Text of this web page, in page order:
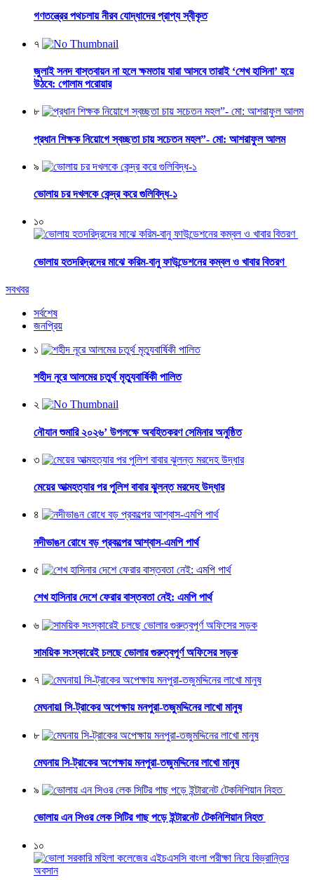
গণতন্ত্রের পথচলায় নীরব যোদ্ধাদের প্রাপ্য স্বীকৃত
৭
জুলাই সনদ বাস্তবায়ন না হলে ক্ষমতায় যারা আসবে তারাই ‘শেখ হাসিনা’ হয়ে
উঠবে: গোলাম পরোয়ার
৮
প্রধান শিক্ষক নিয়োগে স্বচ্ছতা চায় সচেতন মহল”- মো: আশরাফুল আলম
৯
ভোলায় চর দখলকে কেন্দ্র করে গুলিবিদ্ধ-১
১০
ভোলায় হতদরিদ্রদের মাঝে করিম-বানু ফাউন্ডেশনের কম্বল ও খাবার বিতরণ
সবখবর
সর্বশেষ
জনপ্রিয়
১
শহীদ নূরে আলমের চতুর্থ মৃত্যুবার্ষিকী পালিত
২
নৌযান শুমারি ২০২৬’ উপলক্ষে অবহিতকরণ সেমিনার অনুষ্ঠিত
৩
মেয়ের আত্মহত্যার পর পুলিশ বাবার ঝুলন্ত মরদেহ উদ্ধার
৪
নদীভাঙন রোধে বড় প্রকল্পের আশ্বাস-এমপি পার্থ
৫
শেখ হাসিনার দেশে ফেরার বাস্তবতা নেই: এমপি পার্থ
৬
সাময়িক সংস্কারেই চলছে ভোলার গুরুত্বপূর্ণ অফিসের সড়ক
৭
মেঘনায়l সি-ট্রাকের অপেক্ষায় মনপুরা-তজুমদ্দিনের লাখো মানুষ
৮
মেঘনায় সি-ট্রাকের অপেক্ষায় মনপুরা-তজুমদ্দিনের লাখো মানুষ
৯
ভোলায় এন সিওর লেক সিটির গাছ পড়ে ইন্টারনেট টেকনিশিয়ান নিহত
১০